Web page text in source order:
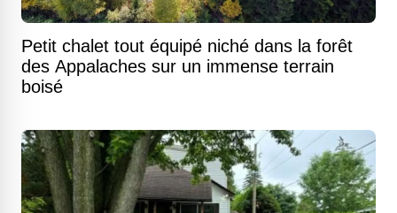
Petit chalet tout équipé niché dans la forêt
des Appalaches sur un immense terrain
boisé